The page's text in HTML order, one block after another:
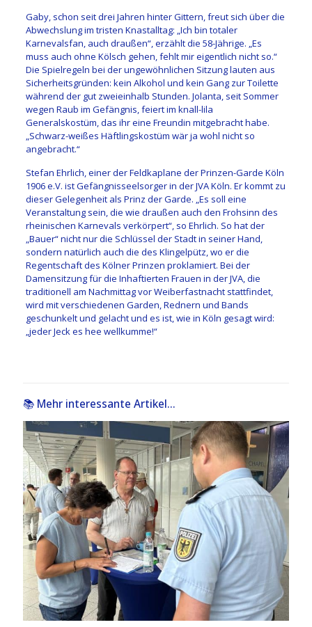
Gaby, schon seit drei Jahren hinter Gittern, freut sich über die
Abwechslung im tristen Knastalltag: „Ich bin totaler
Karnevalsfan, auch draußen“, erzählt die 58-Jährige. „Es
muss auch ohne Kölsch gehen, fehlt mir eigentlich nicht so.“
Die Spielregeln bei der ungewöhnlichen Sitzung lauten aus
Sicherheitsgründen: kein Alkohol und kein Gang zur Toilette
während der gut zweieinhalb Stunden. Jolanta, seit Sommer
wegen Raub im Gefängnis, feiert im knall-lila
Generalskostüm, das ihr eine Freundin mitgebracht habe.
„Schwarz-weißes Häftlingskostüm wär ja wohl nicht so
angebracht.“
Stefan Ehrlich, einer der Feldkaplane der Prinzen-Garde Köln
1906 e.V. ist Gefängnisseelsorger in der JVA Köln. Er kommt zu
dieser Gelegenheit als Prinz der Garde. „Es soll eine
Veranstaltung sein, die wie draußen auch den Frohsinn des
rheinischen Karnevals verkörpert“, so Ehrlich. So hat der
„Bauer“ nicht nur die Schlüssel der Stadt in seiner Hand,
sondern natürlich auch die des Klingelpütz, wo er die
Regentschaft des Kölner Prinzen proklamiert. Bei der
Damensitzung für die Inhaftierten Frauen in der JVA, die
traditionell am Nachmittag vor Weiberfastnacht stattfindet,
wird mit verschiedenen Garden, Rednern und Bands
geschunkelt und gelacht und es ist, wie in Köln gesagt wird:
„jeder Jeck es hee wellkumme!“
📚 Mehr interessante Artikel...